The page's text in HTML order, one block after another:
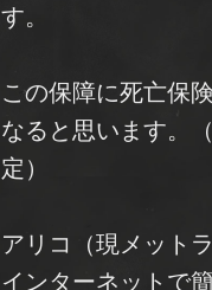
す。
この保障に死亡保
なると思います。
定）
アリコ（現メット
インターネットで